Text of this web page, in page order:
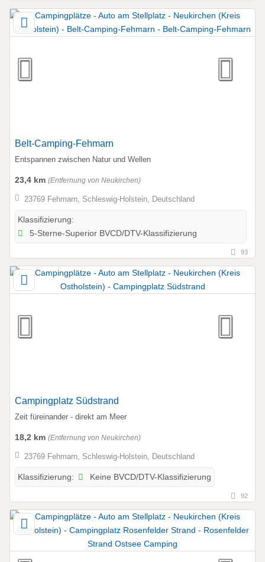
Belt-Camping-Fehmarn
Entspannen zwischen Natur und Wellen
23,4 km (Entfernung von Neukirchen)
23769 Fehmarn, Schleswig-Holstein, Deutschland
Klassifizierung:
5-Sterne-Superior BVCD/DTV-Klassifizierung
93
Campingplatz Südstrand
Zeit füreinander - direkt am Meer
18,2 km (Entfernung von Neukirchen)
23769 Fehmarn, Schleswig-Holstein, Deutschland
Klassifizierung: Keine BVCD/DTV-Klassifizierung
92